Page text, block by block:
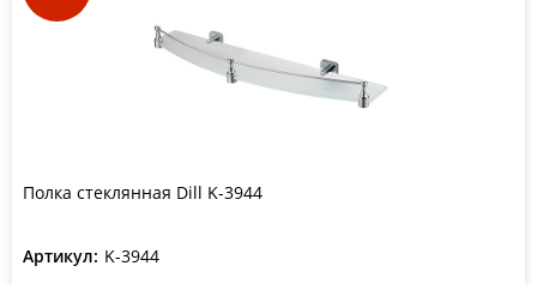
Полка стеклянная Dill K-3944
Артикул: K-3944